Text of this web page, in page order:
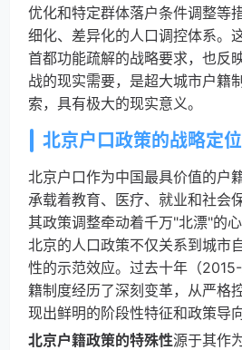
优化和特定群体落户条件调整等
细化、差异化的人口调控体系。
首都功能疏解的战略要求，也反
战的现实需要，是超大城市户籍
索，具有极大的现实意义。
北京户口政策的战略定
北京户口作为中国最具价值的户
承载着教育、医疗、就业和社会
其政策调整牵动着千万"北漂"的
北京的人口政策不仅关系到城市
性的示范效应。过去十年（
籍制度经历了深刻变革，从严格
现出鲜明的阶段性特征和政策导向
北京户籍政策的特殊性源于其作